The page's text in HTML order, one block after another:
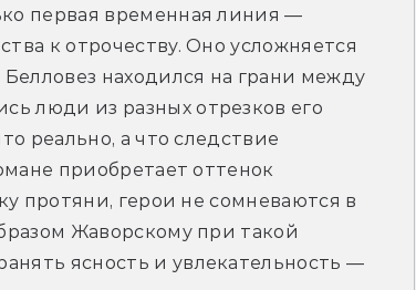
первая временная линия —
к отрочеству. Оно усложняется
находился на грани между
люди из разных отрезков его
реально, а что следствие
приобретает оттенок
протяни, герои не сомневаются в
Жаворскому при такой
ясность и увлекательность —